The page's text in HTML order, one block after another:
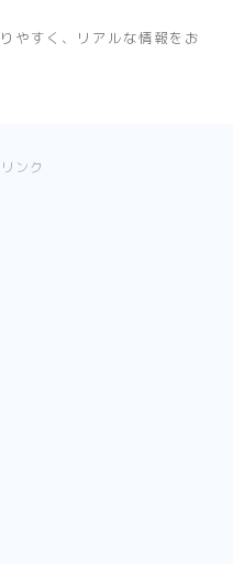
やすく、リアルな情報をお
ンク